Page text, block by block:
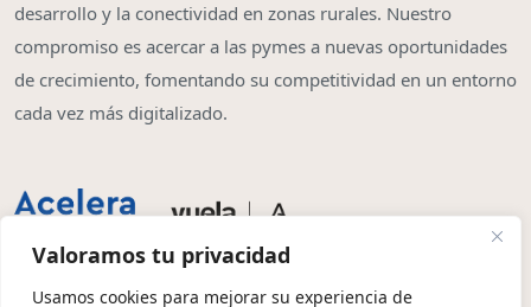
Valoramos tu privacidad
Usamos cookies para mejorar su experiencia de
desarrollo y la conectividad en zonas rurales. Nuestro
compromiso es acercar a las pymes a nuevas oportunidades
de crecimiento, fomentando su competitividad en un entorno
cada vez más digitalizado.